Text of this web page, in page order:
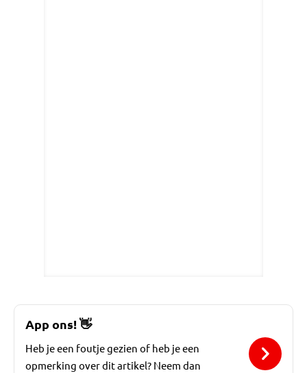
App ons!👋
Heb je een foutje gezien of heb je een
opmerking over dit artikel? Neem dan